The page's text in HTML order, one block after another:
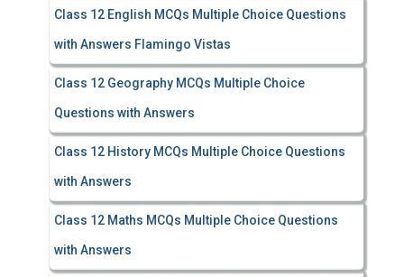
Class 12 English MCQs Multiple Choice Questions
with Answers Flamingo Vistas
Class 12 Geography MCQs Multiple Choice
Questions with Answers
Class 12 History MCQs Multiple Choice Questions
with Answers
Class 12 Maths MCQs Multiple Choice Questions
with Answers